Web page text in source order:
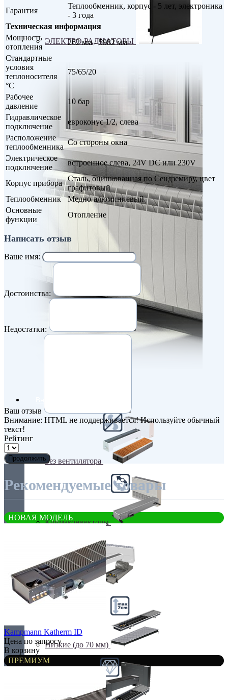
ЭЛЕКТРО РАДИАТОРЫ
Без вентилятора
Климаконвекторы
Недорогие
Низкие (до 70 мм)
Гарантия
Теплообменник, корпус - 5 лет, электроника
- 3 года
Техническая информация
Мощность
отопления
262 мм - 5982 мм
Стандартные
условия
теплоносителя
°С
75/65/20
Рабочее
давление
10 бар
Гидравлическое
подключение
евроконус 1/2, слева
Расположение
теплообменника
Со стороны окна
Электрическое
подключение
встроенное слева, 24V DC или 230V
Корпус прибора
Сталь, оцинкованная по Сендземиру, цвет
графитовый
Теплообменник
Медно-алюминиевый
Основные
функции
Отопление
Написать отзыв
Ваше имя:
Достоинства:
Недостатки:
Ваш отзыв
Внимание: HTML не поддерживается! Используйте обычный
текст!
Рейтинг
Продолжить
Рекомендуемые товары
НОВАЯ МОДЕЛЬ
Kampmann Katherm ID
Цена по запросу
В корзину
ПРЕМИУМ